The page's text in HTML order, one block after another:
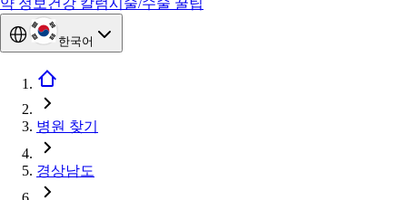
약 정보 건강 칼럼시술/수술 꿀팁
한국어
병원 찾기
경상남도